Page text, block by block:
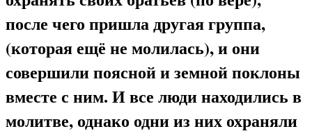
после чего пришла другая группа,
(которая ещё не молилась), и они
совершили поясной и земной поклоны
вместе с ним. И все люди находились в
молитве, однако одни из них охраняли